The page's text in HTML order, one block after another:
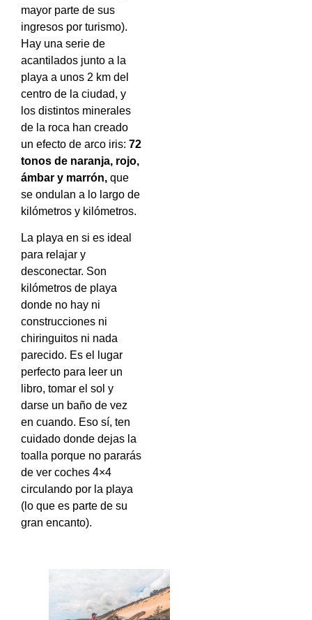
mayor parte de sus
ingresos por turismo).
Hay una serie de
acantilados junto a la
playa a unos 2 km del
centro de la ciudad, y
los distintos minerales
de la roca han creado
un efecto de arco iris: 72
tonos de naranja, rojo,
ámbar y marrón, que
se ondulan a lo largo de
kilómetros y kilómetros.
La playa en si es ideal
para relajar y
desconectar. Son
kilómetros de playa
donde no hay ni
construcciones ni
chiringuitos ni nada
parecido. Es el lugar
perfecto para leer un
libro, tomar el sol y
darse un baño de vez
en cuando. Eso sí, ten
cuidado donde dejas la
toalla porque no pararás
de ver coches 4×4
circulando por la playa
(lo que es parte de su
gran encanto).